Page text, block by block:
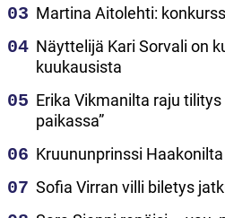
Martina Aitolehti:
Näyttelijä Kari Sorvali on
kuukausista
Erika Vikmanilta raju
paikassa”
Kruununprinssi
Sofia Virran villi biletys